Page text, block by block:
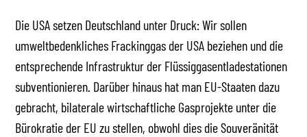
Die USA setzen Deutschland unter Druck: Wir sollen
umweltbedenkliches Frackinggas der USA beziehen und die
entsprechende Infrastruktur der Flüssiggasentladestationen
subventionieren. Darüber hinaus hat man EU-Staaten dazu
gebracht, bilaterale wirtschaftliche Gasprojekte unter die
Bürokratie der EU zu stellen, obwohl dies die Souveränität